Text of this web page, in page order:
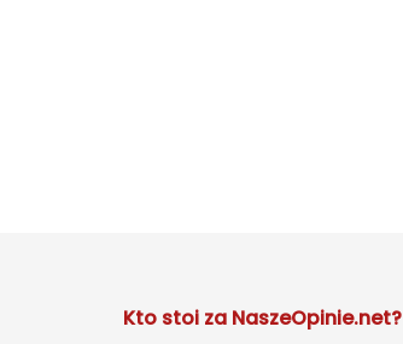
Kto stoi za NaszeOpinie.net?